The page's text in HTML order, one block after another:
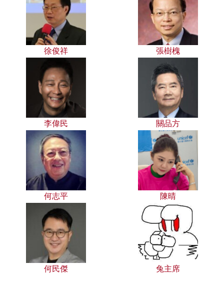
徐俊祥 張樹槐
李偉民 關品方
何志平 陳晴
何民傑 兔主席